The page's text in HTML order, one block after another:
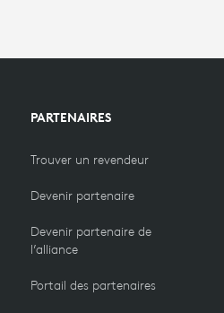
PARTENAIRES
Trouver un revendeur
Devenir partenaire
Devenir partenaire de
l’alliance
Portail des partenaires